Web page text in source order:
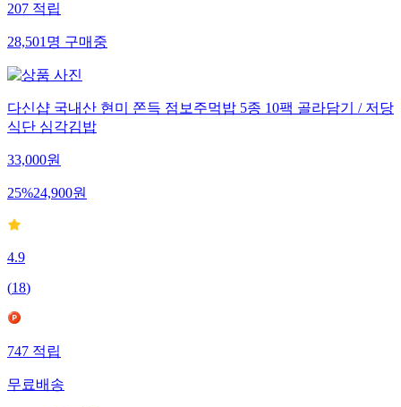
207 적립
28,501 명 구매중
다신샵 국내산 현미 쫀득 점보주먹밥 5종 10팩 골라담기 / 저당
식단 심각김밥
33,000원
25%24,900원
4.9
(18)
747 적립
무료배송